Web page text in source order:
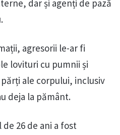
dar și agenți de pază
agresorii le-ar fi
lovituri cu pumnii și
ale corpului, inclusiv
deja la pământ.
26 de ani a fost